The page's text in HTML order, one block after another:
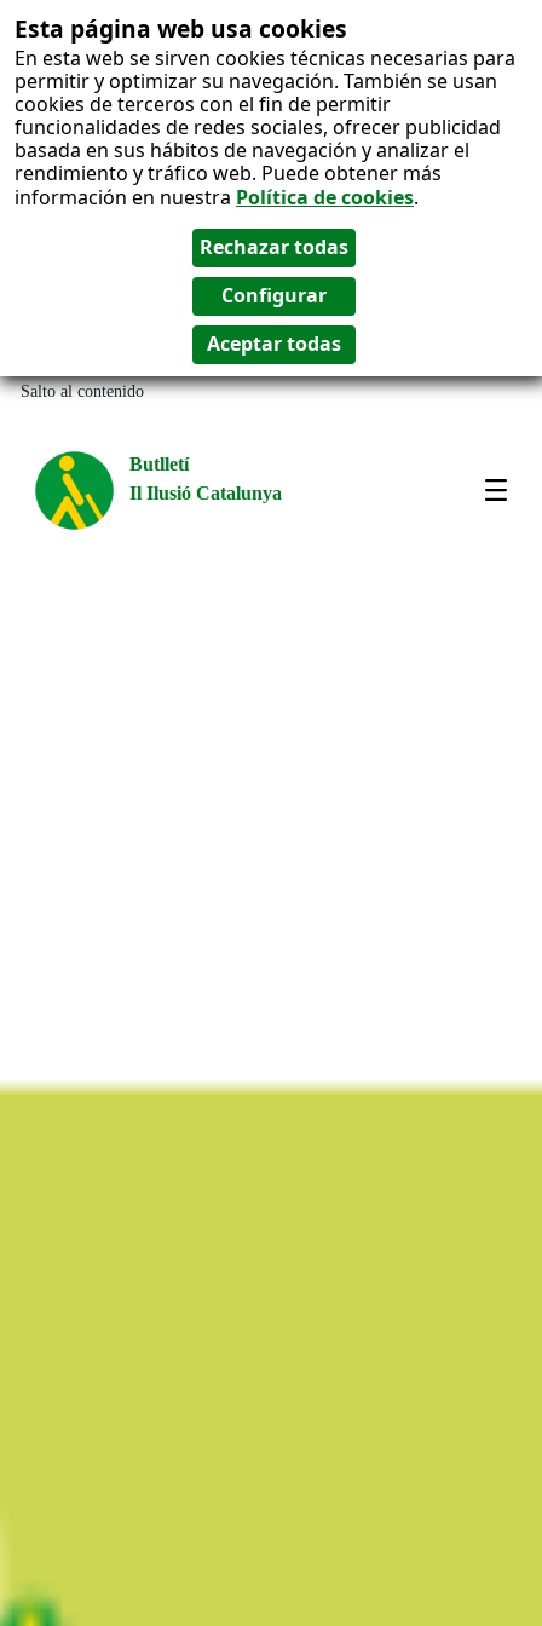
Esta página web usa cookies
En esta web se sirven cookies técnicas necesarias para
permitir y optimizar su navegación. También se usan
cookies de terceros con el fin de permitir
funcionalidades de redes sociales, ofrecer publicidad
basada en sus hábitos de navegación y analizar el
rendimiento y tráfico web. Puede obtener más
información en nuestra Política de cookies.
Salto al contenido
Butlletí
Il Ilusió Catalunya